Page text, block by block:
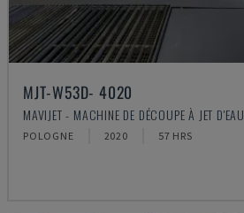
MJT-W53D- 4020
MAVIJET - MACHINE DE DÉCOUPE À JET D'EAU
POLOGNE 2020 57 HRS